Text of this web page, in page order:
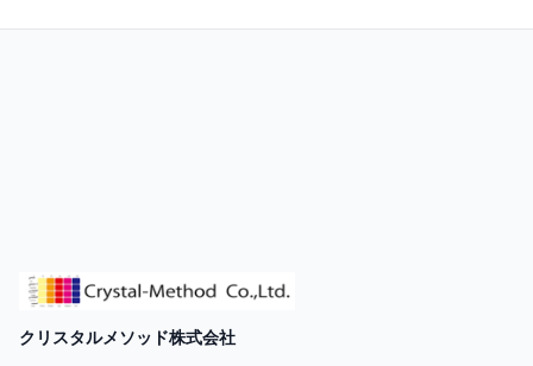
クリスタルメソッド株式会社